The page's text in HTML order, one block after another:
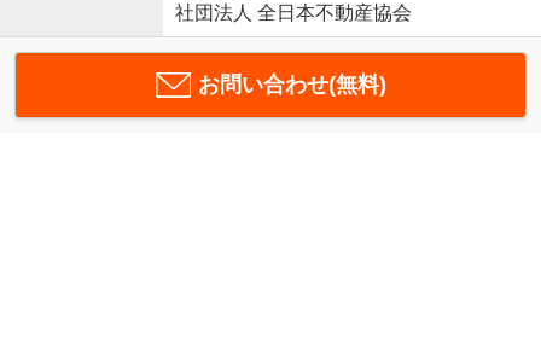
社団法人 全日本不動産協会
お問い合わせ(無料)